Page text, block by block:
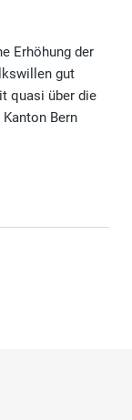
Erhöhung der
gut
quasi über die
Bern